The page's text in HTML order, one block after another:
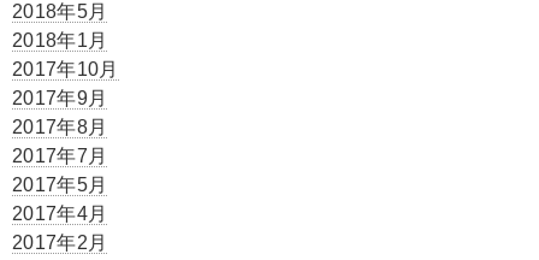
2018年5月
2018年1月
2017年10月
2017年9月
2017年8月
2017年7月
2017年5月
2017年4月
2017年2月